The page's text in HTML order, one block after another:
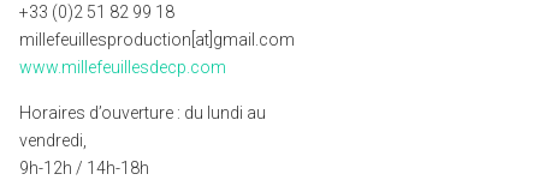
+33 (0)2 51 82 99 18
millefeuillesproduction[at]gmail.com
www.millefeuillesdecp.com
Horaires d’ouverture : du lundi au
vendredi,
9h-12h / 14h-18h